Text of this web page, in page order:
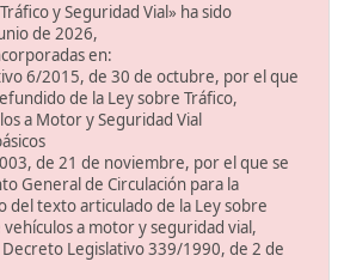
y Seguridad Vial» ha sido
de 2026,
en:
6/2015, de 30 de octubre, por el que
de la Ley sobre Tráfico,
a Motor y Seguridad Vial
de 21 de noviembre, por el que se
General de Circulación para la
del texto articulado de la Ley sobre
a motor y seguridad vial,
Legislativo 339/1990, de 2 de